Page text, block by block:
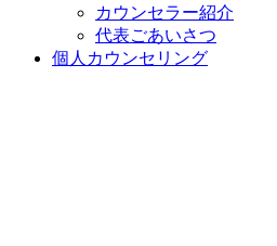
カウンセラー紹介
代表ごあいさつ
個人カウンセリング